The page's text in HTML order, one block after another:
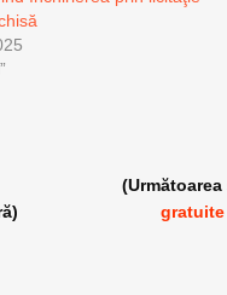
(Următoarea
gratuite